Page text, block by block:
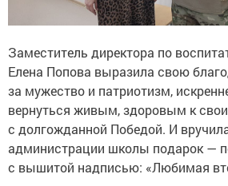
Заместитель директора по
Елена Попова выразила свою
за мужество и патриотизм,
вернуться живым, здоровым к
с долгожданной Победой. И
администрации школы подарок —
с вышитой надписью: «Любимая